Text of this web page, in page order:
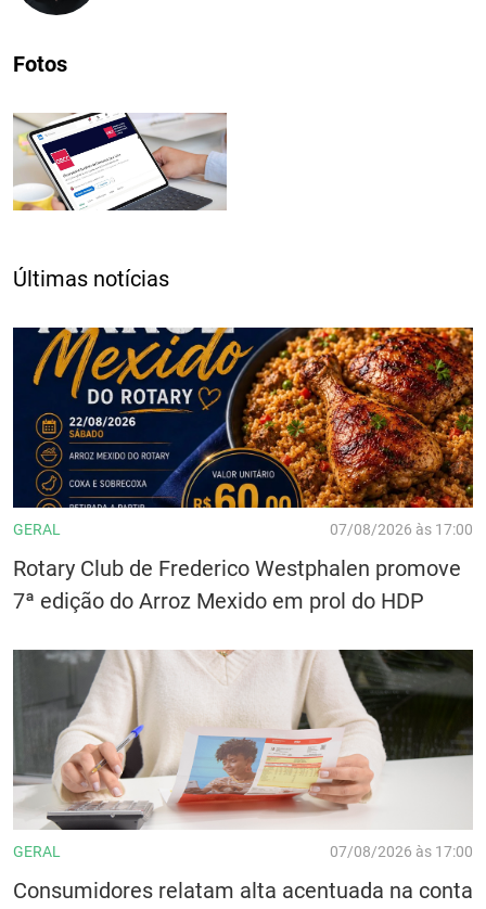
Fotos
Últimas notícias
GERAL 07/08/2026 às 17:00
Rotary Club de Frederico Westphalen promove
7ª edição do Arroz Mexido em prol do HDP
GERAL 07/08/2026 às 17:00
Consumidores relatam alta acentuada na conta